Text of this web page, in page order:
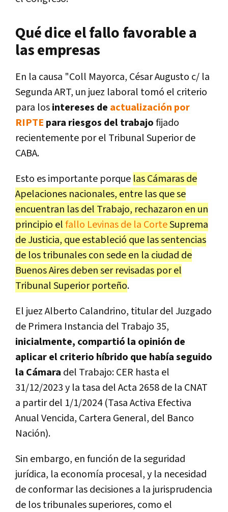
Qué dice el fallo favorable a
las empresas
En la causa "Coll Mayorca, César Augusto c/ la
Segunda ART, un juez laboral tomó el criterio
para losintereses de actualización por
RIPTE para riesgos del trabajofijado
recientemente por el Tribunal Superior de
CABA.
Esto es importante porque las Cámaras de
Apelaciones nacionales, entre las que se
encuentran las del Trabajo, rechazaron en un
principio elfallo Levinas de la CorteSuprema
de Justicia, que estableció que las sentencias
de los tribunales con sede en la ciudad de
Buenos Aires deben ser revisadas por el
Tribunal Superior porteño.
El juez Alberto Calandrino, titular del Juzgado
de Primera Instancia del Trabajo 35,
inicialmente, compartió la opinión de
aplicar el criterio híbrido que había seguido
la Cámara del Trabajo: CER hasta el
31/12/2023 y la tasa del Acta 2658 de la CNAT
a partir del 1/1/2024 (Tasa Activa Efectiva
Anual Vencida, Cartera General, del Banco
Nación).
Sin embargo, en función de la seguridad
jurídica, la economía procesal, y la necesidad
de conformar las decisiones a la jurisprudencia
de los tribunales superiores, como el